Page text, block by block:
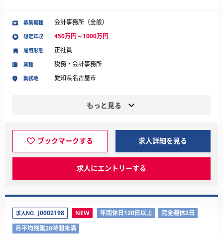
募集職種 会計事務所（全般）
想定年収 450万円～1000万円
業種 税務・会計事務所
勤務地 愛知県名古屋市
雇用形態 正社員
もっと見る
ブックマークする 求人詳細を見る
求人にエントリーする
求人NO. J0002198 NEW 年間休日120日以上
完全週休2日
月平均残業20時間未満